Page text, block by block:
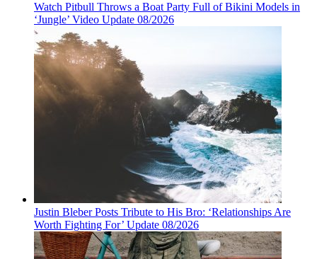
Watch Pitbull Throws a Boat Party Full of Bikini Models in
‘Jungle’ Video Update 08/2026
Justin Bleber Posts Tribute to His Bro: ‘Relationships Are
Worth Fighting For’ Update 08/2026